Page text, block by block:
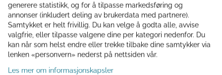
Informasjon
Vinkork Julemotiv Julerød.
Tekst på gummikorka: Rød
generere statistikk, og for å tilpasse markedsføring og
annonser (inkludert deling av brukerdata med partnere).
Samtykket er helt frivillig. Du kan velge å godta alle, avvise
valgfrie, eller tilpasse valgene dine per kategori nedenfor. Du
kan når som helst endre eller trekke tilbake dine samtykker via
lenken «personvern» nederst på nettsiden vår.
Les mer om informasjonskapsler